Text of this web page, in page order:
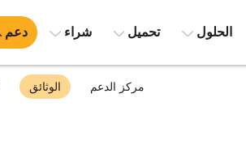
الحلول تحميل شراء دعم
مركز الدعم الوثائق